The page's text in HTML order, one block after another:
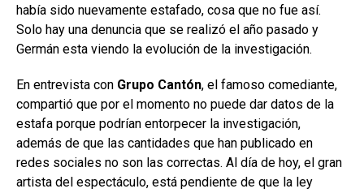
había sido nuevamente estafado, cosa que no fue así.
Solo hay una denuncia que se realizó el año pasado y
Germán esta viendo la evolución de la investigación.
En entrevista con Grupo Cantón, el famoso comediante,
compartió que por el momento no puede dar datos de la
estafa porque podrían entorpecer la investigación,
además de que las cantidades que han publicado en
redes sociales no son las correctas. Al día de hoy, el gran
artista del espectáculo, está pendiente de que la ley